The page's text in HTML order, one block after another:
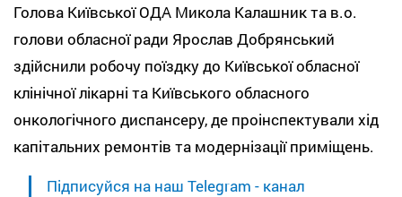
Голова Київської ОДА Микола Калашник та в.о.
голови обласної ради Ярослав Добрянський
здійснили робочу поїздку до Київської обласної
клінічної лікарні та Київського обласного
онкологічного диспансеру, де проінспектували хід
капітальних ремонтів та модернізації приміщень.
Підписуйся на наш Telegram - канал